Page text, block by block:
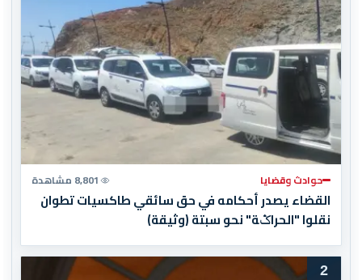
حوادث وقضايا 8,801 مشاهدة
القضاء يصدر أحكامه في حق سائقي طاكسيات تطوان
نقلوا "الحراݣة" نحو سبتة (وثيقة)
2